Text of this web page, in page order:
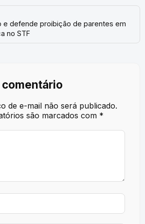
e defende proibição de parentes em
no STF
comentário
de e-mail não será publicado.
são marcados com *